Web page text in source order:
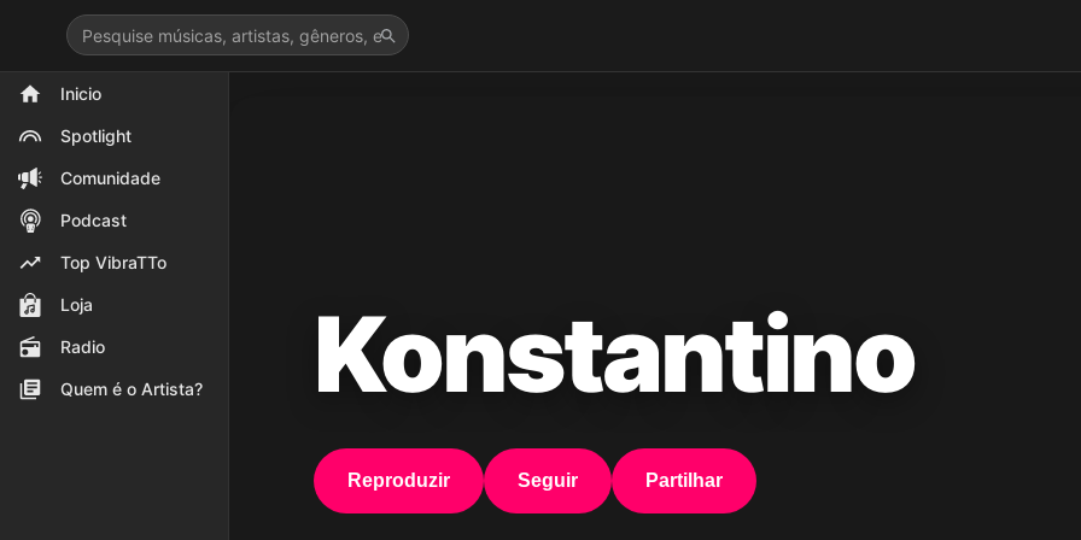
Inicio
Spotlight
Comunidade
Podcast
Top VibraTTo
Loja
Radio
Quem é o Artista? Konstantino
Reproduzir Seguir Partilhar